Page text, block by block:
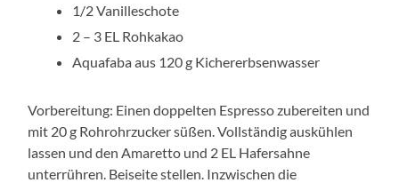
1/2 Vanilleschote
2 – 3 EL Rohkakao
Aquafaba aus 120 g Kichererbsenwasser
Vorbereitung: Einen doppelten Espresso zubereiten und
mit 20 g Rohrohrzucker süßen. Vollständig auskühlen
lassen und den Amaretto und 2 EL Hafersahne
unterrühren. Beiseite stellen. Inzwischen die